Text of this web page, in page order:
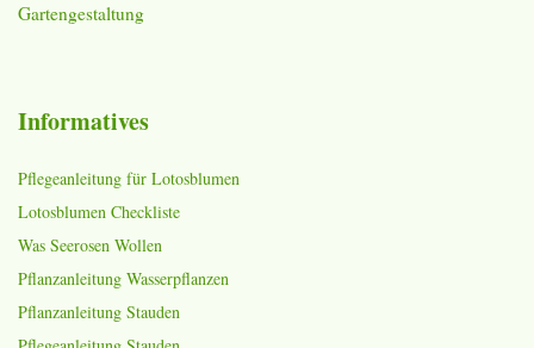
Gartengestaltung
Informatives
Pflegeanleitung für Lotosblumen
Lotosblumen Checkliste
Was Seerosen Wollen
Pflanzanleitung Wasserpflanzen
Pflanzanleitung Stauden